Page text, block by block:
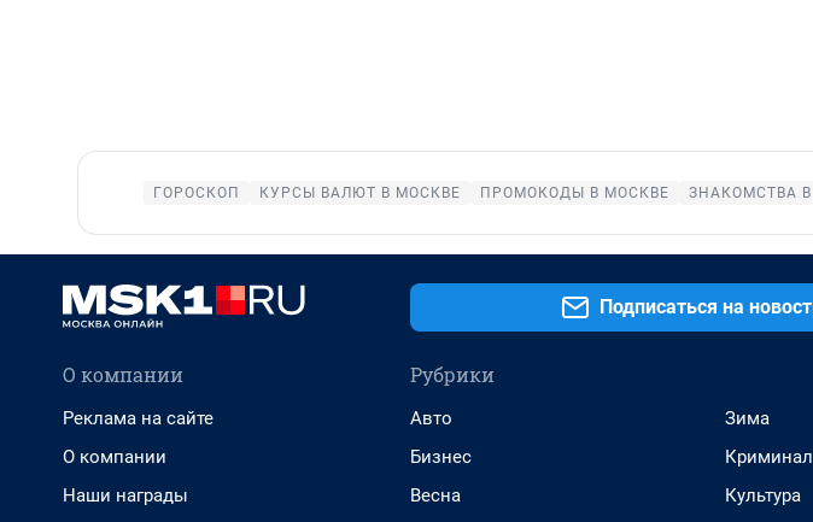
ГОРОСКОП КУРСЫ ВАЛЮТ В МОСКВЕ ПРОМОКОДЫ В МОСКВЕ ЗНАКОМСТВА
Подписаться на
О компании
Реклама на сайте
О компании
Наши награды
Рубрики
Авто
Бизнес
Весна
Зима
Криминал
Культура